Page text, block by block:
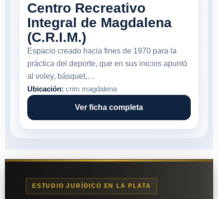
Centro Recreativo
Integral de Magdalena
(C.R.I.M.)
Espacio creado hacia fines de 1970 para la
práctica del deporte, que en sus inicios apuntó
al voley, básquet,…
Ubicación: crim magdalena
Ver ficha completa
ESTUDIO JURÍDICO EN LA PLATA